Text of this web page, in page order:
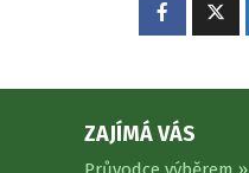
ZAJÍMÁ VÁS